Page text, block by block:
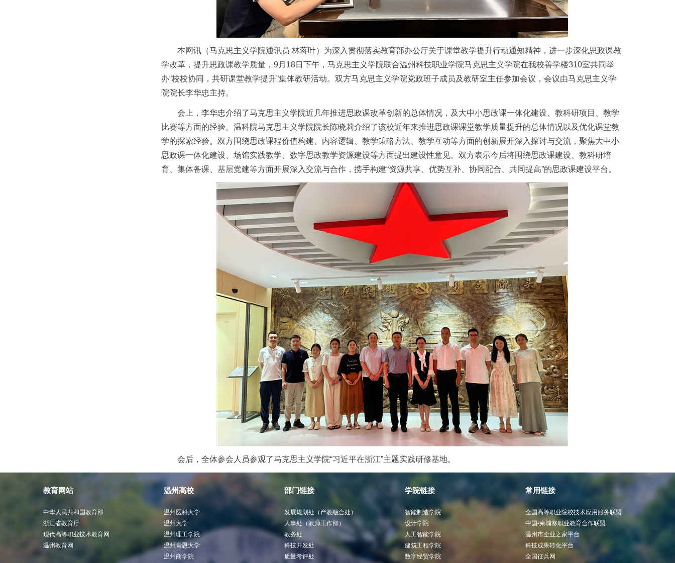
本网讯（马克思主义学院通讯员 林蒋叶）为深入贯彻落实教育部办公厅关于课堂教学提升行动通知精神，进一步深化思政课教
学改革，提升思政课教学质量，9月18日下午，马克思主义学院联合温州科技职业学院马克思主义学院在我校善学楼310室共同举
办“校校协同，共研课堂教学提升”集体教研活动。双方马克思主义学院党政班子成员及教研室主任参加会议，会议由马克思主义学
院院长李华忠主持。
会上，李华忠介绍了马克思主义学院近几年推进思政课改革创新的总体情况，及大中小思政课一体化建设、教科研项目、教学
比赛等方面的经验。温科院马克思主义学院院长陈晓莉介绍了该校近年来推进思政课课堂教学质量提升的总体情况以及优化课堂教
学的探索经验。双方围绕思政课程价值构建、内容逻辑、教学策略方法、教学互动等方面的创新展开深入探讨与交流，聚焦大中小
思政课一体化建设、场馆实践教学、数字思政教学资源建设等方面提出建设性意见。双方表示今后将围绕思政课建设、教科研培
育、集体备课、基层党建等方面开展深入交流与合作，携手构建“资源共享、优势互补、协同配合、共同提高”的思政课建设平台。
会后，全体参会人员参观了马克思主义学院“习近平在浙江”主题实践研修基地。
教育网站
中华人民共和国教育部
浙江省教育厅
现代高等职业技术教育网
温州教育网
温州高校
温州医科大学
温州大学
温州理工学院
温州肯恩大学
温州商学院
部门链接
发展规划处（产教融合处）
人事处（教师工作部）
教务处
科技开发处
质量考评处
学院链接
智能制造学院
设计学院
人工智能学院
建筑工程学院
数字经贸学院
常用链接
全国高等职业院校技术应用服务联盟
中国-柬埔寨职业教育合作联盟
温州市企业之家平台
科技成果转化平台
全国征兵网